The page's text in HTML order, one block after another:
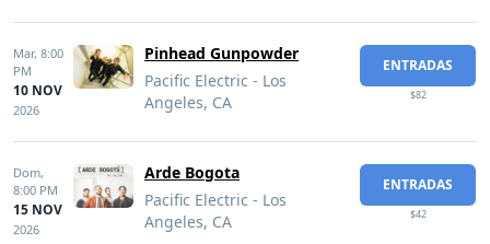
Mar, 8:00
PM
10 NOV
2026
Pinhead Gunpowder
Pacific Electric - Los
Angeles, CA
ENTRADAS
$82
Dom,
8:00 PM
15 NOV
2026
Arde Bogota
Pacific Electric - Los
Angeles, CA
ENTRADAS
$42